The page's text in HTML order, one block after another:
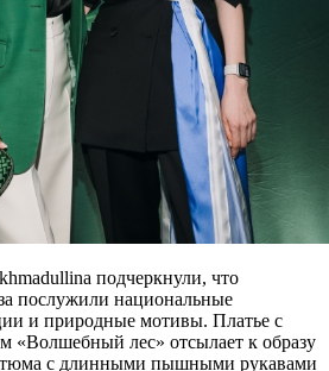
подчеркнули, что
послужили национальные
и природные мотивы. Платье с
«Волшебный лес» отсылает к образу
с длинными пышными рукавами